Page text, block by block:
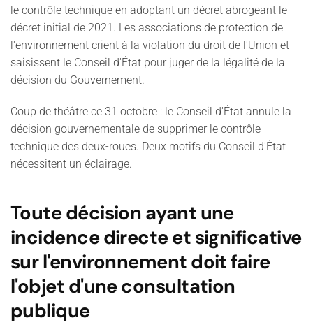
le contrôle technique en adoptant un décret abrogeant le
décret initial de 2021. Les associations de protection de
l'environnement crient à la violation du droit de l'Union et
saisissent le Conseil d'État pour juger de la légalité de la
décision du Gouvernement.
Coup de théâtre ce 31 octobre : le Conseil d'État annule la
décision gouvernementale de supprimer le contrôle
technique des deux-roues. Deux motifs du Conseil d'État
nécessitent un éclairage.
Toute décision ayant une
incidence directe et significative
sur l'environnement doit faire
l'objet d'une consultation
publique